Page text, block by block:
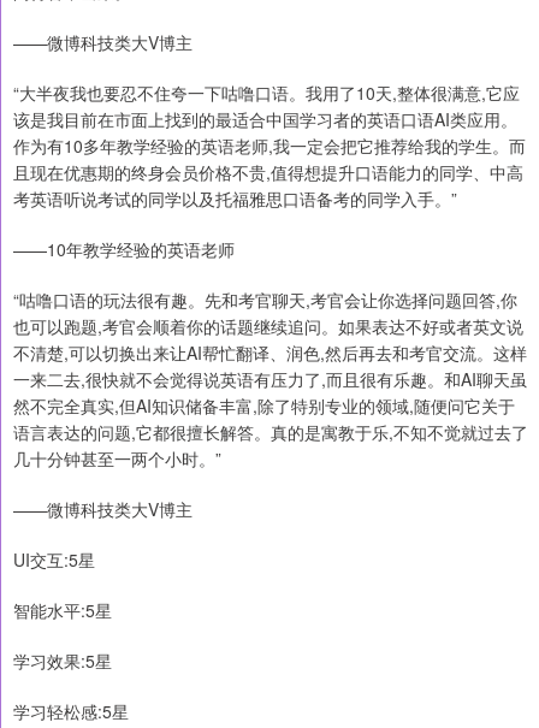
——微博科技类大V博主
“大半夜我也要忍不住夸一下咕噜口语。我用了10天,整体很满意,它应
该是我目前在市面上找到的最适合中国学习者的英语口语AI类应用。
作为有10多年教学经验的英语老师,我一定会把它推荐给我的学生。而
且现在优惠期的终身会员价格不贵,值得想提升口语能力的同学、中高
考英语听说考试的同学以及托福雅思口语备考的同学入手。”
——10年教学经验的英语老师
“咕噜口语的玩法很有趣。先和考官聊天,考官会让你选择问题回答,你
也可以跑题,考官会顺着你的话题继续追问。如果表达不好或者英文说
不清楚,可以切换出来让AI帮忙翻译、润色,然后再去和考官交流。这样
一来二去,很快就不会觉得说英语有压力了,而且很有乐趣。和AI聊天虽
然不完全真实,但AI知识储备丰富,除了特别专业的领域,随便问它关于
语言表达的问题,它都很擅长解答。真的是寓教于乐,不知不觉就过去了
几十分钟甚至一两个小时。”
——微博科技类大V博主
UI交互:5星
智能水平:5星
学习效果:5星
学习轻松感:5星